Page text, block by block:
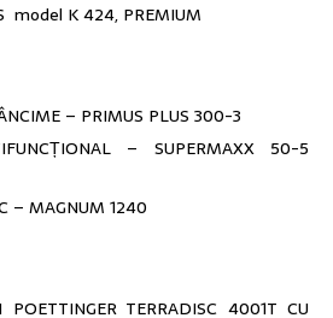
model K 424, PREMIUM
– PRIMUS PLUS 300-3
– SUPERMAXX 50-5
– MAGNUM 1240
POETTINGER TERRADISC 4001T CU